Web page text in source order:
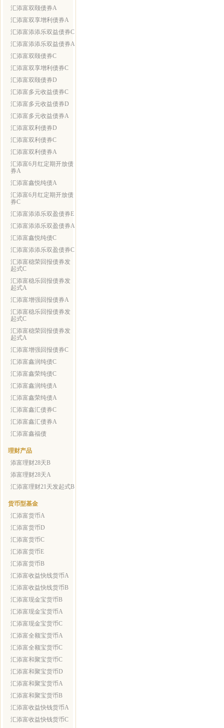
汇添富双颐债券A
汇添富双享增利债券A
汇添富添添乐双益债券C
汇添富添添乐双益债券A
汇添富双颐债券C
汇添富双享增利债券C
汇添富双颐债券D
汇添富多元收益债券C
汇添富多元收益债券D
汇添富多元收益债券A
汇添富双利债券D
汇添富双利债券C
汇添富双利债券A
汇添富6月红定期开放债
券A
汇添富鑫悦纯债A
汇添富6月红定期开放债
券C
汇添富添添乐双盈债券E
汇添富添添乐双盈债券A
汇添富鑫悦纯债C
汇添富添添乐双盈债券C
汇添富稳荣回报债券发
起式C
汇添富稳乐回报债券发
起式A
汇添富增强回报债券A
汇添富稳乐回报债券发
起式C
汇添富稳荣回报债券发
起式A
汇添富增强回报债券C
汇添富鑫润纯债C
汇添富鑫荣纯债C
汇添富鑫润纯债A
汇添富鑫荣纯债A
汇添富鑫汇债券C
汇添富鑫汇债券A
汇添富鑫福债
理财产品
添富理财28天B
添富理财28天A
汇添富理财21天发起式B
货币型基金
汇添富货币A
汇添富货币D
汇添富货币C
汇添富货币E
汇添富货币B
汇添富收益快线货币A
汇添富收益快线货币B
汇添富现金宝货币B
汇添富现金宝货币A
汇添富现金宝货币C
汇添富全额宝货币A
汇添富全额宝货币C
汇添富和聚宝货币C
汇添富和聚宝货币D
汇添富和聚宝货币A
汇添富和聚宝货币B
汇添富收益快钱货币A
汇添富收益快钱货币C